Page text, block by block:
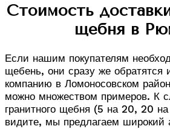
Стоимость
щебня в
Если нашим покупателям
щебень, они сразу же обратятся
компанию в Ломоносовском
можно множеством примеров. К
гранитного щебня (5 на 20, 20
видите, мы предлагаем широкий